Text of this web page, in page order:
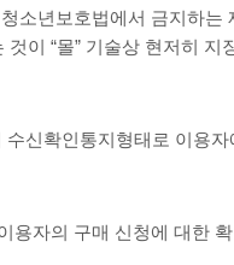
소년보호법에서 금지하는
이 “몰” 기술상 현저히 지
신확인통지형태로 이용
용자의 구매 신청에 대한